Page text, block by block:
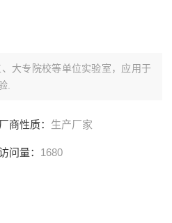
大专院校等单位实验室，应用于
.
厂商性质： 生产厂家
问量： 1680